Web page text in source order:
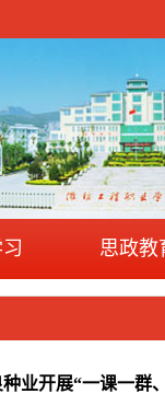
思政教
业开展“一课一群